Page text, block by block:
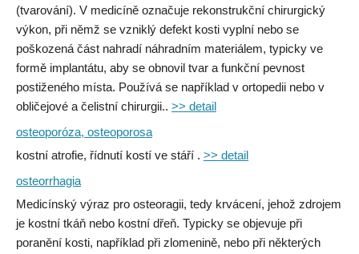
(tvarování). V medicíně označuje rekonstrukční chirurgický
výkon, při němž se vzniklý defekt kosti vyplní nebo se
poškozená část nahradí náhradním materiálem, typicky ve
formě implantátu, aby se obnovil tvar a funkční pevnost
postiženého místa. Používá se například v ortopedii nebo v
obličejové a čelistní chirurgii.. >> detail
osteoporóza, osteoporosa
kostní atrofie, řídnutí kostí ve stáří . >> detail
osteorrhagia
Medicínský výraz pro osteoragii, tedy krvácení, jehož zdrojem
je kostní tkáň nebo kostní dřeň. Typicky se objevuje při
poranění kosti, například při zlomenině, nebo při některých